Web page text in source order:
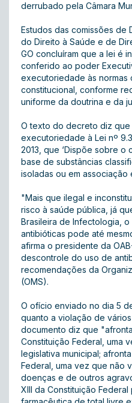
derrubado pela Câmara
Estudos das comissões de
do Direito à Saúde e de
GO concluíram que a lei é
conferido ao poder
executoriedade às normas
constitucional, conforme
uniforme da doutrina e da
O texto do decreto diz que
executoriedade à Lei nº
2013, que ‘Dispõe sobre o
base de substâncias
isoladas ou em associação
"Mais que ilegal e
risco à saúde pública, já
Brasileira de Infectologia,
antibióticas pode até
afirma o presidente da
descontrole do uso de
recomendações da
(OMS).
O ofício enviado no dia 5
quanto a violação de
documento diz que
Constituição Federal, uma
legislativa municipal;
Federal, uma vez que não
doenças e de outros
XIII da Constituição